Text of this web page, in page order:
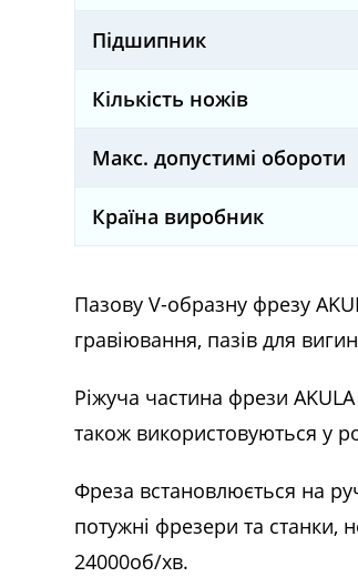
Підшипник
Кількість ножів
Макс. допустимі обороти
Країна виробник
Пазову V-образну фрезу
гравіювання, пазів для
Ріжуча частина фрези
також використовуються у
Фреза встановлюється на
потужні фрезери та
24000об/хв.